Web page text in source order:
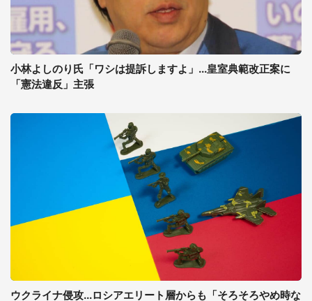
小林よしのり氏「ワシは提訴しますよ」...皇室典範改正案に
「憲法違反」主張
ウクライナ侵攻...ロシアエリート層からも「そろそろやめ時な